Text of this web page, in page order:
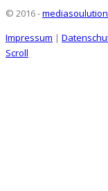
© 2016 -
Impressum |
Scroll